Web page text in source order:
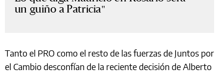
un guiño a Patricia
Tanto el PRO como el resto de las fuerzas de Juntos por
el Cambio desconfían de la reciente decisión de Alberto